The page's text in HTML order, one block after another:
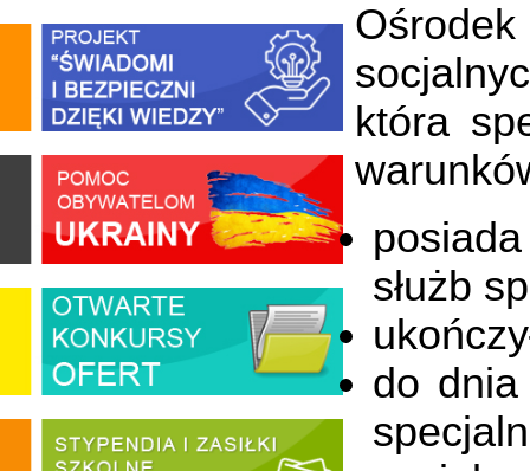
która
służb
do dnia